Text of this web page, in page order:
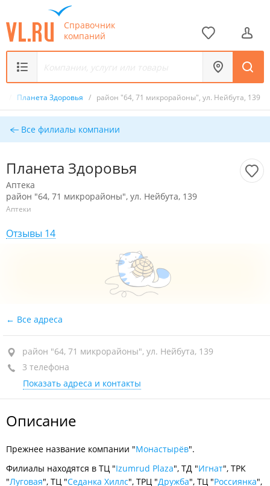
Справочник
компаний
Планета Здоровья / район "64, 71 микрорайоны", ул. Нейбута, 139
Все филиалы компании
Планета Здоровья
Аптека
район "64, 71 микрорайоны", ул. Нейбута, 139
Аптеки
Отзывы 14
Все адреса
район "64, 71 микрорайоны", ул. Нейбута, 139
3 телефона
Показать адреса и контакты
Описание
Прежнее название компании "Монастырёв".
Филиалы находятся в ТЦ "Izumrud Plaza", ТД "Игнат", ТРК
"Луговая", ТЦ "Седанка Хиллс", ТРЦ "Дружба", ТЦ "Россиянка",